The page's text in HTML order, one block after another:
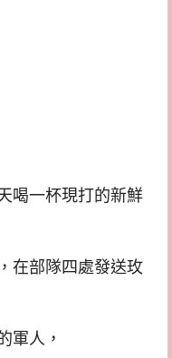
喝一杯現打的新鮮
在部隊四處發送玫
軍人，